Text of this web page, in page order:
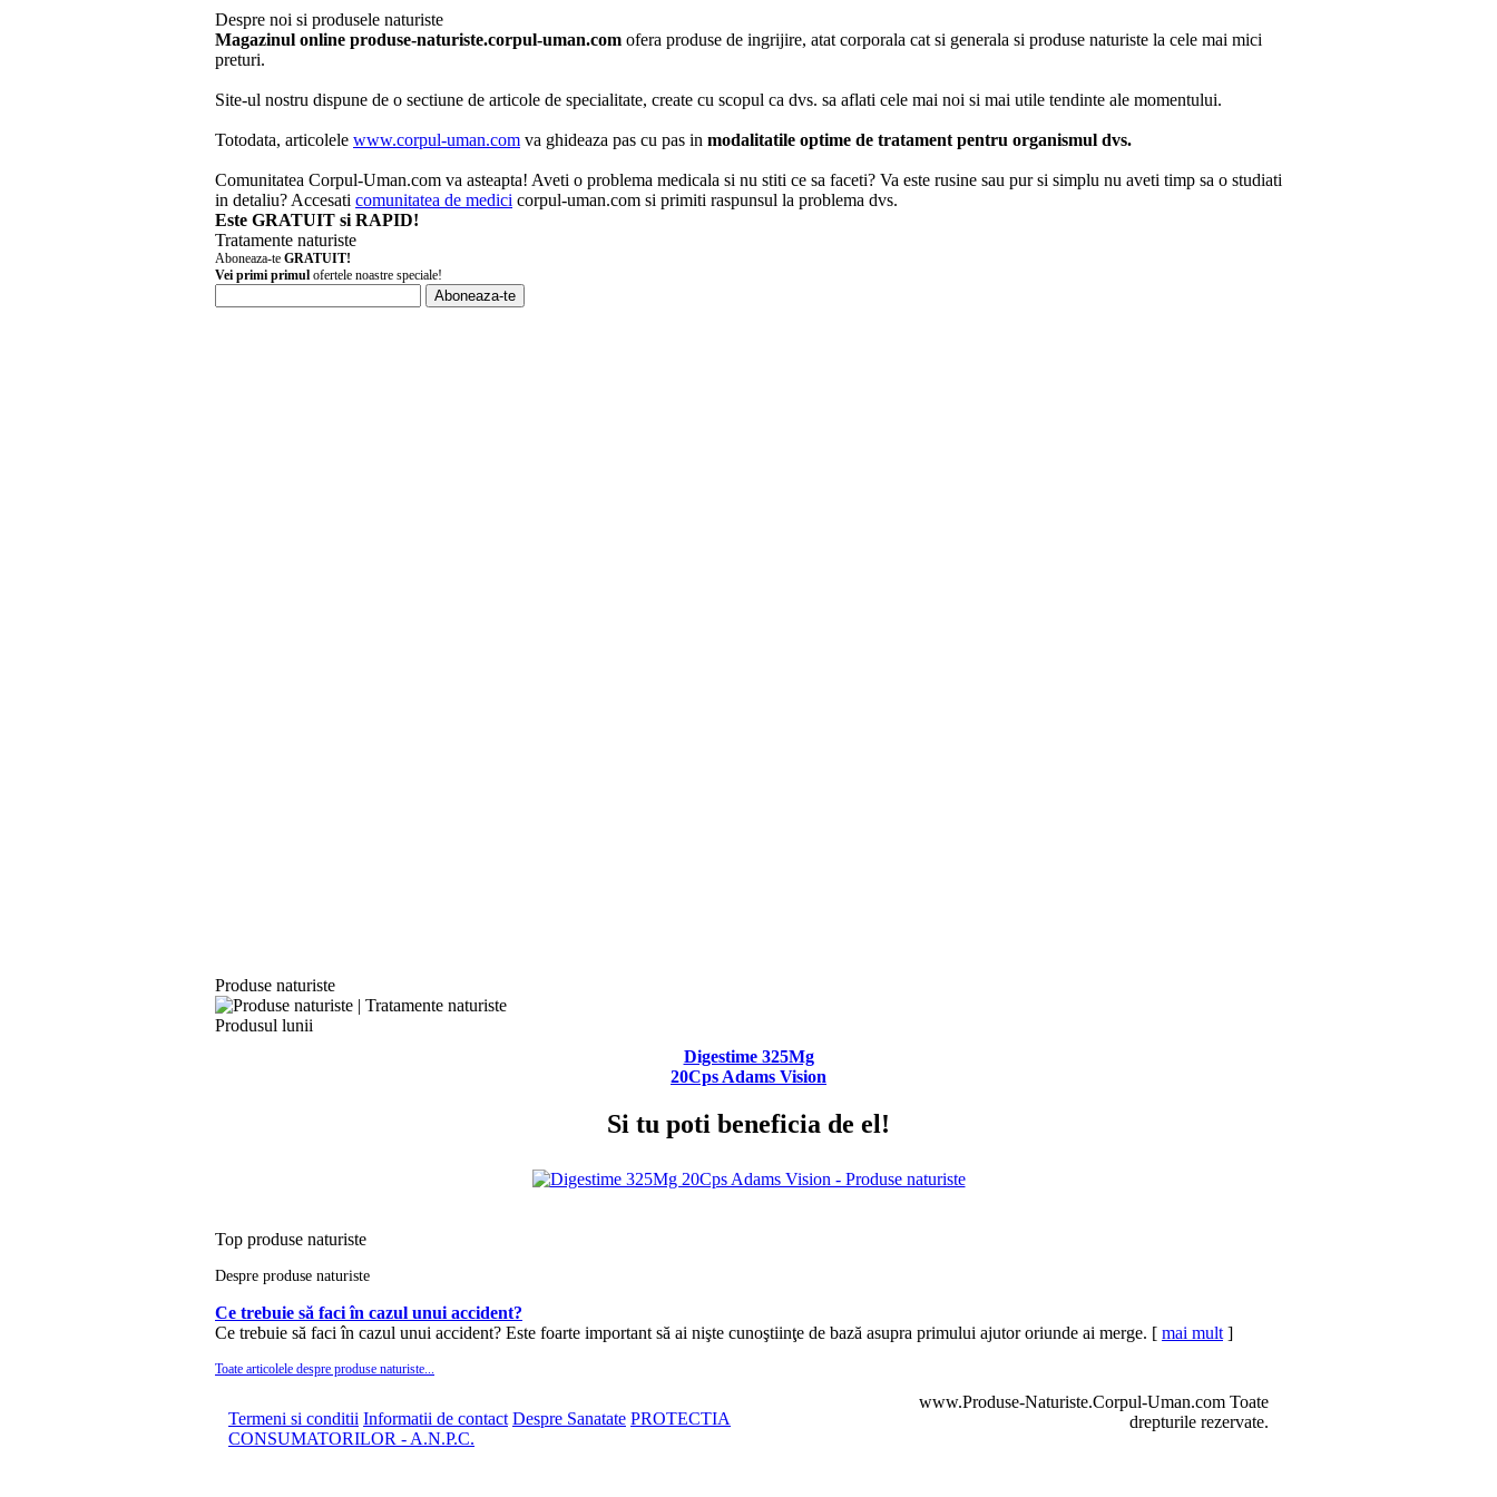
Despre noi si produsele naturiste
Magazinul online produse-naturiste.corpul-uman.com ofera produse de ingrijire, atat corporala cat si generala si produse naturiste la cele mai mici
preturi.
Site-ul nostru dispune de o sectiune de articole de specialitate, create cu scopul ca dvs. sa aflati cele mai noi si mai utile tendinte ale momentului.
Totodata, articolele www.corpul-uman.com va ghideaza pas cu pas in modalitatile optime de tratament pentru organismul dvs.
Comunitatea Corpul-Uman.com va asteapta! Aveti o problema medicala si nu stiti ce sa faceti? Va este rusine sau pur si simplu nu aveti timp sa o studiati
in detaliu? Accesati comunitatea de medici corpul-uman.com si primiti raspunsul la problema dvs.
Este GRATUIT si RAPID!
Tratamente naturiste
Aboneaza-te GRATUIT!
Vei primi primul ofertele noastre speciale!
Produse naturiste
Produsul lunii
Digestime 325Mg
20Cps Adams Vision
Si tu poti beneficia de el!
Top produse naturiste
Despre produse naturiste
Ce trebuie să faci în cazul unui accident?
Ce trebuie să faci în cazul unui accident? Este foarte important să ai nişte cunoştiinţe de bază asupra primului ajutor oriunde ai merge. [ mai mult ]
Toate articolele despre produse naturiste...
Termeni si conditii Informatii de contact Despre Sanatate PROTECTIA
CONSUMATORILOR - A.N.P.C.
www.Produse-Naturiste.Corpul-Uman.com Toate
drepturile rezervate.